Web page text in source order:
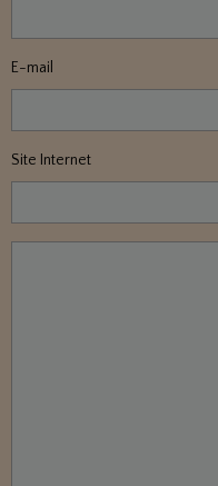
E-mail
Site Internet